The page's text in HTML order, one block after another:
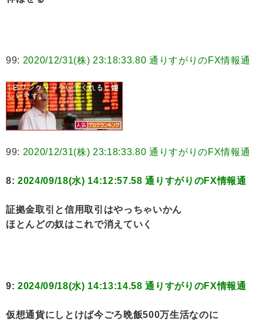
99: 2020/12/31(株) 23:18:33.80 通りすがりのFX情報通
99: 2020/12/31(株) 23:18:33.80 通りすがりのFX情報通
8: 2024/09/18(水) 14:12:57.58 通りすがりのFX情報通
証拠金取引と信用取引はやっちゃいかん
ほとんどの奴はこれで消えていく
9: 2024/09/18(水) 14:13:14.58 通りすがりのFX情報通
仮想通貨にしとけば今ごろ晩飯500万生活なのに